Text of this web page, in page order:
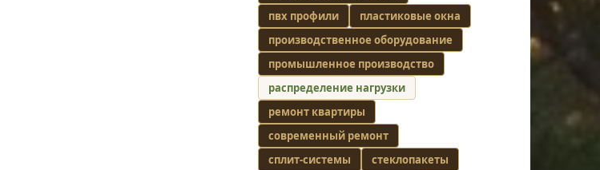
пвх профили
пластиковые окна
производственное оборудование
промышленное производство
распределение нагрузки
ремонт квартиры
современный ремонт
сплит-системы
стеклопакеты